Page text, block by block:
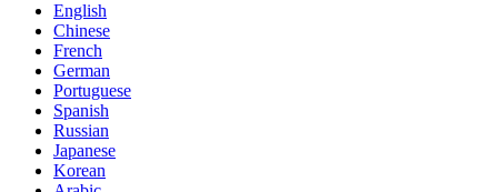
English
Chinese
French
German
Portuguese
Spanish
Russian
Japanese
Korean